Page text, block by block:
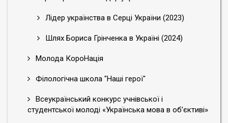
Лідер українства в Серці України (2023)
Шлях Бориса Грінченка в Україні (2024)
Молода КороНація
Філологічна школа "Наші герої"
Всеукраїнський конкурс учнівської і
студентської молоді «Українська мова в об’єктиві»